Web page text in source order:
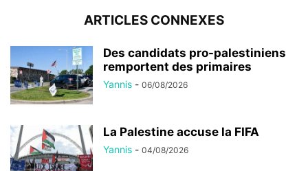
ARTICLES CONNEXES
Des candidats pro-palestiniens
remportent des primaires
Yannis - 06/08/2026
La Palestine accuse la FIFA
Yannis - 04/08/2026